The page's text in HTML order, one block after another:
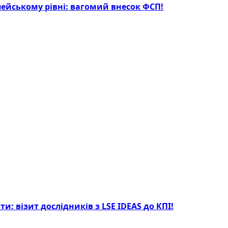
рівні: вагомий внесок ФСП!
дослідників з LSE IDEAS до КПІ!